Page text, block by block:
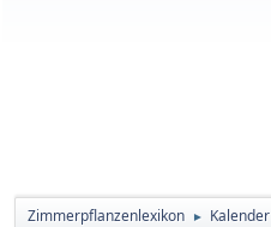
Zimmerpflanzenlexikon ► Kalender